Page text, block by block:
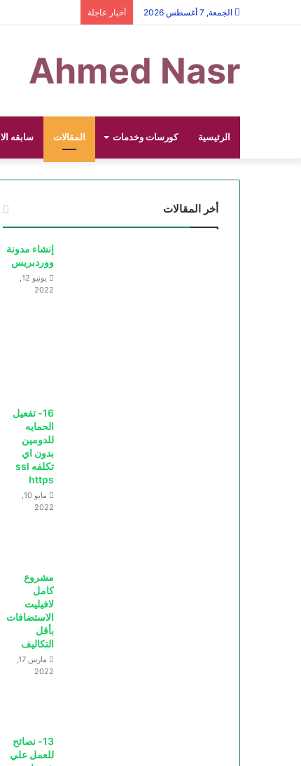
الجمعة, 7 أغسطس 2026 أخبار عاجلة
Ahmed Nasr
الرئيسية كورسات وخدمات المقالات سابقه
أخر المقالات
إنشاء مدونة
ووردبريس
يونيو 12,
2022
16- تفعيل
الحمايه
للدومين
بدون اي
تكلفه ssl
https
مايو 10,
2022
مشروع
كامل
لافيليت
الاستضافات
بأقل
التكاليف
مارس 17,
2022
13- نصائح
للعمل علي